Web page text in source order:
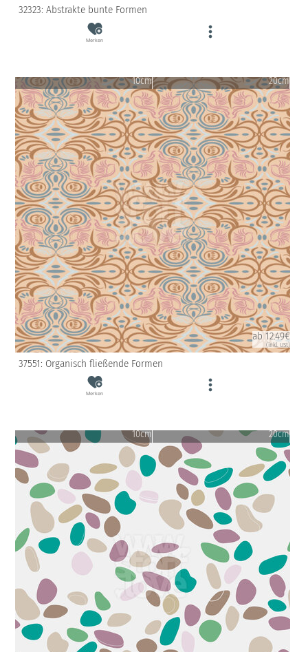
32323: Abstrakte bunte Formen
Merken
10cm 20cm
ab 12.49€
(inkl. USt)
37551: Organisch fließende Formen
Merken
10cm 20cm